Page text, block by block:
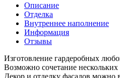
Описание
Отделка
Внутреннее наполнение
Информация
Отзывы
Изготовление гардеробных
Возможно сочетание
Декор и отделку фасадов